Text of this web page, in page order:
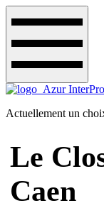
Actuellement un
Le
Caen